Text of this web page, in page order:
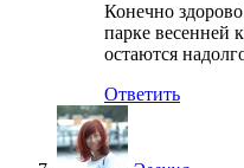
Конечно
парке весенней
остаются
Ответить